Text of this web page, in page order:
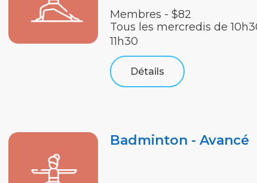
Tous les mercredis de
11h30
Membres - $82
Détails
Badminton - Avancé